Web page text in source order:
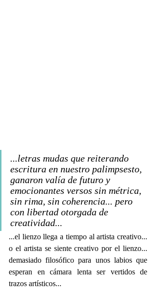
...letras mudas que reiterando
escritura en nuestro palimpsesto,
ganaron valía de futuro y
emocionantes versos sin métrica,
sin rima, sin coherencia... pero
con libertad otorgada de
creatividad...
...el lienzo llega a tiempo al artista creativo...
o el artista se siente creativo por el lienzo...
demasiado filosófico para unos labios que
esperan en cámara lenta ser vertidos de
trazos artísticos...